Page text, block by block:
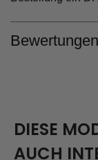
Bewertungen
DIESE
AUCH